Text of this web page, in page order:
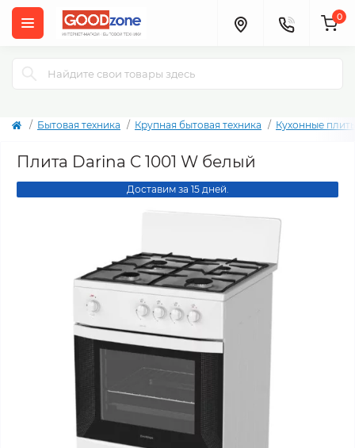
0
Бытовая техника Крупная бытовая техника Кухонные
Плита Darina C 1001 W белый
Доставим за 15 дней.